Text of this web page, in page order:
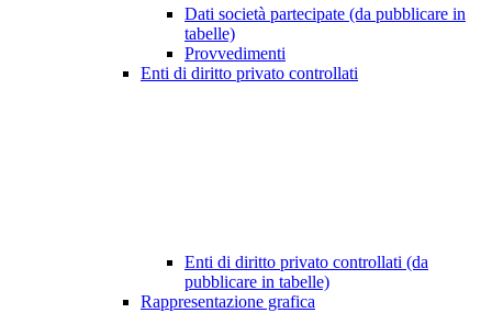
Dati società partecipate (da pubblicare in
tabelle)
Provvedimenti
Enti di diritto privato controllati
Enti di diritto privato controllati (da
pubblicare in tabelle)
Rappresentazione grafica